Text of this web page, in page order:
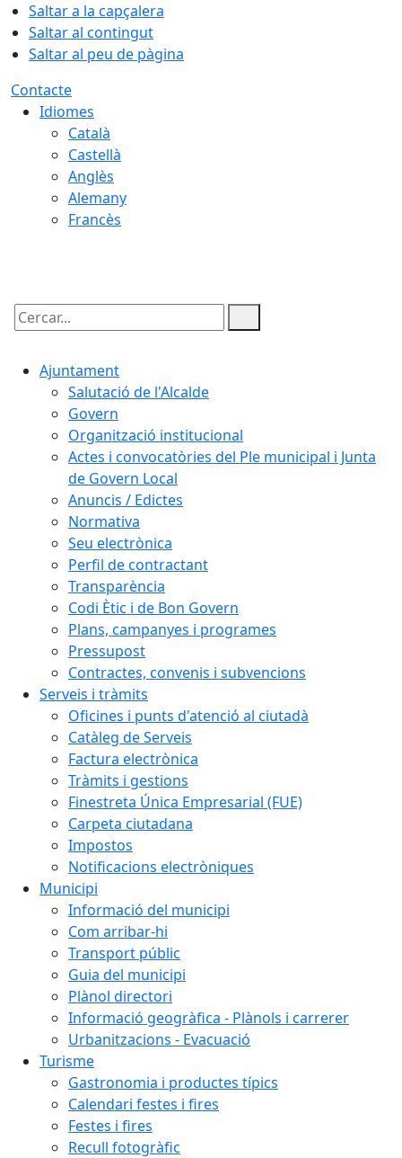
Saltar a la capçalera
Saltar al contingut
Saltar al peu de pàgina
Contacte
Idiomes
Català
Castellà
Anglès
Alemany
Francès
Cercar:
Ajuntament
Salutació de l'Alcalde
Govern
Organització institucional
Actes i convocatòries del Ple municipal i Junta
de Govern Local
Anuncis / Edictes
Normativa
Seu electrònica
Perfil de contractant
Transparència
Codi Ètic i de Bon Govern
Plans, campanyes i programes
Pressupost
Contractes, convenis i subvencions
Serveis i tràmits
Oficines i punts d'atenció al ciutadà
Catàleg de Serveis
Factura electrònica
Tràmits i gestions
Finestreta Única Empresarial (FUE)
Carpeta ciutadana
Impostos
Notificacions electròniques
Municipi
Informació del municipi
Com arribar-hi
Transport públic
Guia del municipi
Plànol directori
Informació geogràfica - Plànols i carrerer
Urbanitzacions - Evacuació
Turisme
Gastronomia i productes típics
Calendari festes i fires
Festes i fires
Recull fotogràfic